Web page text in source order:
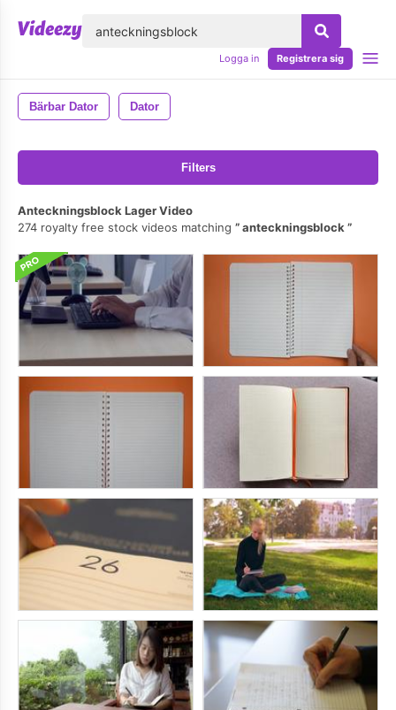
Logga in Registrera sig
Bärbar Dator Dator
Filters
Anteckningsblock Lager Video
274 royalty free stock videos matching
anteckningsblock